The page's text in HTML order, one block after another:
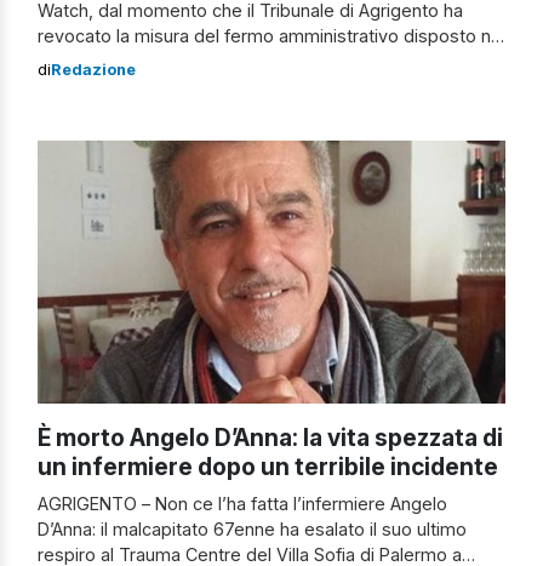
Watch, dal momento che il Tribunale di Agrigento ha
revocato la misura del fermo amministrativo disposto nei
confronti della nave veloce Aurora. Blocco che era
invece che a Pozzallo come […]
diRedazione
È morto Angelo D’Anna: la vita spezzata di
un infermiere dopo un terribile incidente
AGRIGENTO – Non ce l’ha fatta l’infermiere Angelo
D’Anna: il malcapitato 67enne ha esalato il suo ultimo
respiro al Trauma Centre del Villa Sofia di Palermo a